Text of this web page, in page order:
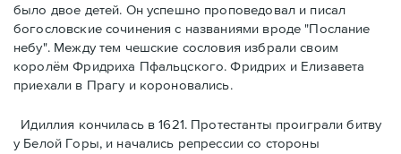
было двое детей. Он успешно проповедовал и писал
богословские сочинения с названиями вроде "Послание
небу". Между тем чешские сословия избрали своим
королём Фридриха Пфальцского. Фридрих и Елизавета
приехали в Прагу и короновались.
Идиллия кончилась в 1621. Протестанты проиграли битву
у Белой Горы, и начались репрессии со стороны